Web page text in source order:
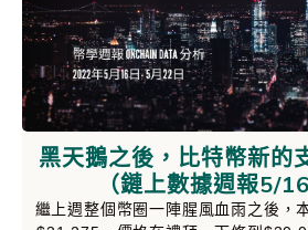
黑天鵝之後，比特幣新的
（鏈上數據週報5/
繼上週整個幣圈一陣腥風血雨之後，